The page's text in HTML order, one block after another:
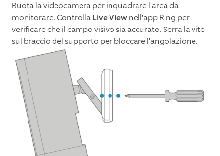
Ruota la videocamera per inquadrare l'area da
monitorare. ControllaLive Viewnell'app Ring per
verificare che il campo visivo sia accurato. Serra la vite
sul braccio del supporto per bloccare l'angolazione.